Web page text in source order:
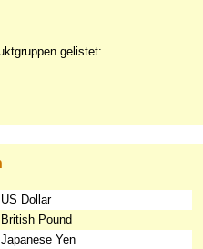
gelistet:
US Dollar
British Pound
Japanese Yen